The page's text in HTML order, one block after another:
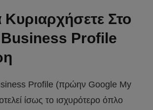
Στο
Profile
Profile (πρώην Google My
ίσως το ισχυρότερο όπλο